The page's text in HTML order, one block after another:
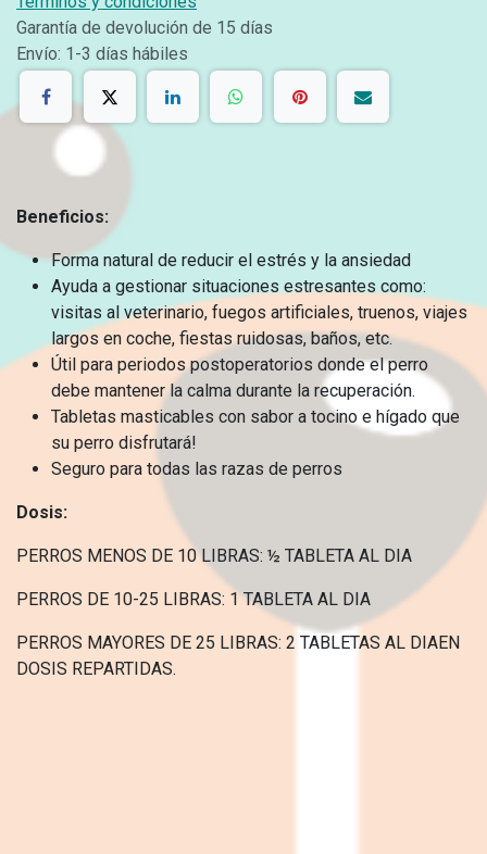
Garantía de devolución de 15 días
Envío: 1-3 días hábiles
Beneficios:
Forma natural de reducir el estrés y la ansiedad
Ayuda a gestionar situaciones estresantes como:
visitas al veterinario, fuegos artificiales, truenos, viajes
largos en coche, fiestas ruidosas, baños, etc.
Útil para periodos postoperatorios donde el perro
debe mantener la calma durante la recuperación.
Tabletas masticables con sabor a tocino e hígado que
su perro disfrutará!
Seguro para todas las razas de perros
Dosis:
PERROS MENOS DE 10 LIBRAS: ½ TABLETA AL DIA
PERROS DE 10-25 LIBRAS: 1 TABLETA AL DIA
PERROS MAYORES DE 25 LIBRAS: 2 TABLETAS AL DIAEN
DOSIS REPARTIDAS.